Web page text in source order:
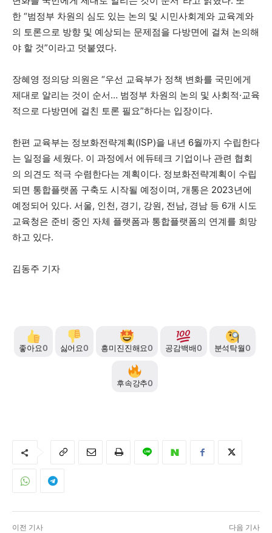
한 “범정부 차원의 심도 있는 논의 및 시민사회계와 교육계와
의 토론으로 방향 및 예상되는 문제점을 다방면에 걸쳐 논의해
야 할 것”이라고 덧붙였다.
장혜영 정의당 의원은 “우선 교육부가 정책 변화를 국민에게
제대로 알리는 것이 순서… 범정부 차원의 논의 및 사회적·교육
적으로 다방면에 걸친 토론 필요”하다는 입장이다.
한편 교육부는 정보화전략계획(ISP)을 내년 6월까지 수립한다
는 일정을 세웠다. 이 과정에서 에듀테크 기업이나 관련 협회
의 의견도 적극 수렴한다는 계획이다. 정보화전략계획이 수립
되면 통합플랫폼 구축도 시작될 예정이며, 개통은 2023년에
예정되어 있다. 서울, 인천, 경기, 강원, 전남, 경남 등 6개 시도
교육청은 준비 중인 자체 플랫폼과 통합플랫폼의 연계를 희망
하고 있다.
김동주 기자
좋아요0 싫어요0 흥미진진해요0 공감백배0 분석탁월0
후속강추0
이전 기사 다음 기사